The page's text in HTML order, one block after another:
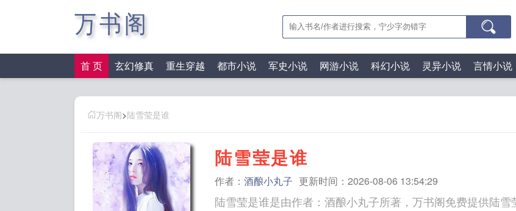
万书阁
首 页 玄幻修真 重生穿越 都市小说 军史小说 网游小说 科幻小说 灵异小说 言情小说
万书阁>陆雪莹是谁
陆雪莹是谁
作者： 酒酿小丸子 更新时间：2026-08-06 13:54:29
陆雪莹是谁是由作者：酒酿小丸子所著，万书阁免费提供陆雪